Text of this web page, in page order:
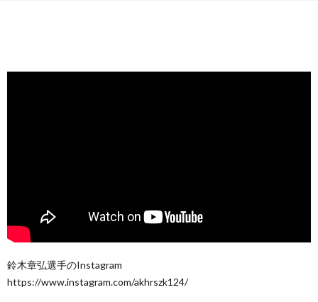
鈴木章弘選手のInstagram
https://www.instagram.com/akhrszk124/